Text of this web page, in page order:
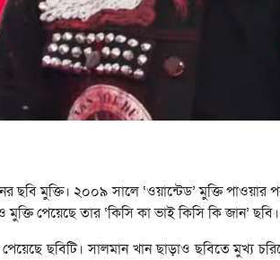
ছবি মুক্তি। ২০০৯ সালে ‘ওয়ান্টেড’ মুক্তি
পেয়েছে তার ‘কিসি কা ভাই কিসি কি জান’ ছবি।
ছবিটি। সালমান খান ছাড়াও ছবিতে মুখ্য